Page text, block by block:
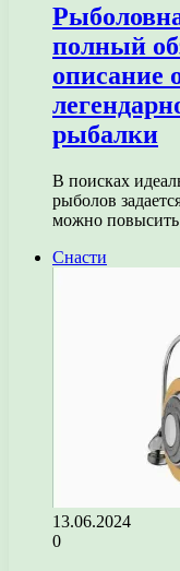
полный
описание
рыбалки
В поисках
рыболов
можно
Снасти
13.06.2024
0